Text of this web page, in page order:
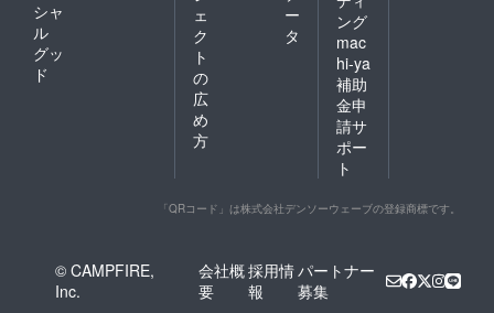
シャ
ル
グッ
ド
ェ
ク
ト
の
広
め
方
ー
タ
ング
mac
hi-ya
補助
金申
請サ
ポー
ト
「QRコード」は株式会社デンソーウェーブの登録商標です。
© CAMPFIRE,
Inc.
会社概
要
採用情
報
パートナー
募集